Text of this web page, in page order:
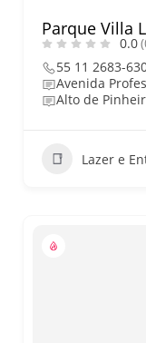
Parque Villa
0.0
55 11 2683-
Avenida
Alto de
Lazer e